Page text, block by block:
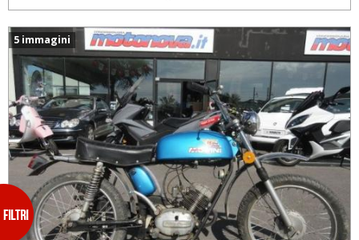
5 immagini